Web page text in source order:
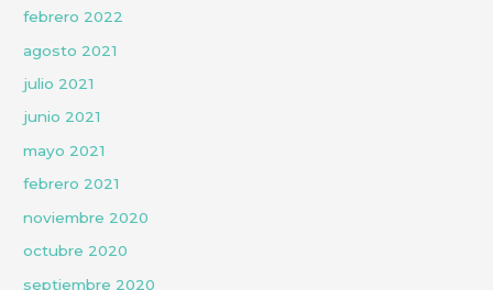
febrero 2022
agosto 2021
julio 2021
junio 2021
mayo 2021
febrero 2021
noviembre 2020
octubre 2020
septiembre 2020